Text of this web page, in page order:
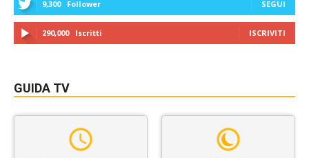
9,300 Follower SEGUI
290,000 Iscritti ISCRIVITI
GUIDA TV